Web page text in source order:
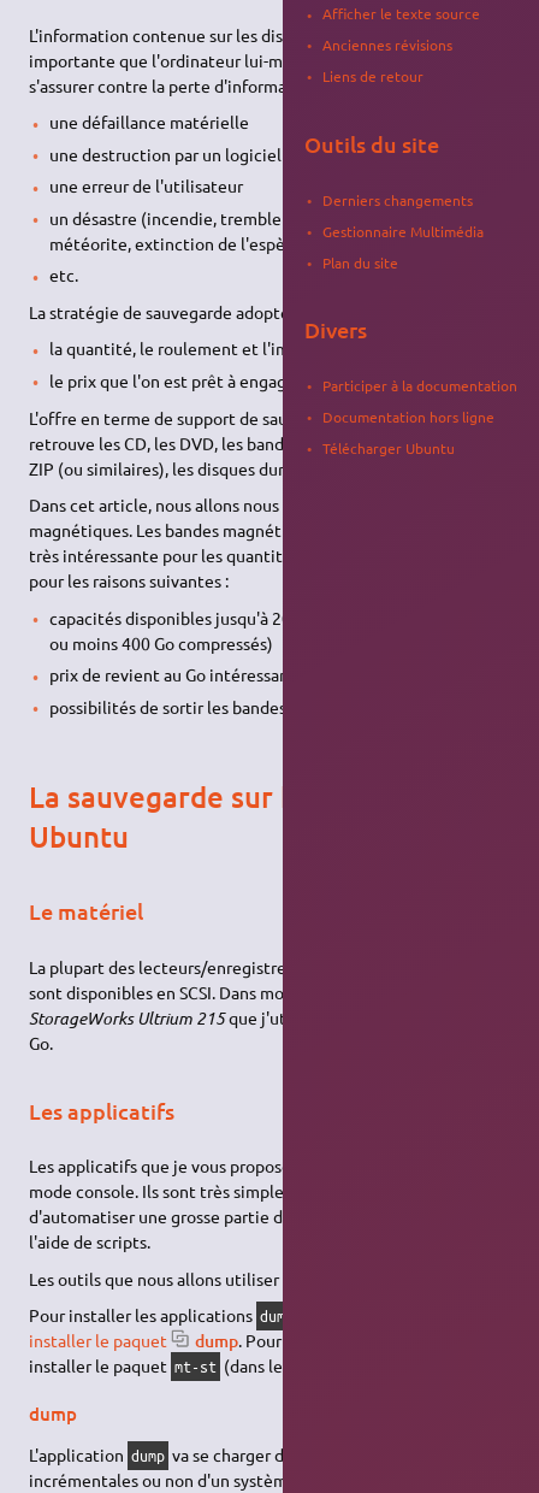
L'information contenue sur les disques est souvent plus
importante que l'ordinateur lui-même. Il est impératif de
s'assurer contre la perte d'informations due à :
une défaillance matérielle
une destruction par un logiciel
une erreur de l'utilisateur
un désastre (incendie, tremblement de terre, raz de marée,
météorite, extinction de l'espèce humaine, etc.)
etc.
La stratégie de sauvegarde adoptée va dépendre de :
la quantité, le roulement et l'importance de l'information
le prix que l'on est prêt à engager
L'offre en terme de support de sauvegarde est abondante. On
retrouve les CD, les DVD, les bandes magnétiques, les disques
ZIP (ou similaires), les disques durs, etc.
Dans cet article, nous allons nous pencher sur les bandes
magnétiques. Les bandes magnétiques restent une solution
très intéressante pour les quantités importantes de données
pour les raisons suivantes :
capacités disponibles jusqu'à 200 Go non compressés (plus
ou moins 400 Go compressés)
prix de revient au Go intéressant
possibilités de sortir les bandes du bâtiment de production
La sauvegarde sur bandes avec
Ubuntu
Le matériel
La plupart des lecteurs/enregistreurs de bandes magnétiques
sont disponibles en SCSI. Dans mon cas, il s'agit d'un
StorageWorks Ultrium 215que j'utilise avec des bandes de 100
Go.
Les applicatifs
Les applicatifs que je vous propose d'utiliser sont des outils en
mode console. Ils sont très simples d'usage et permettent
d'automatiser une grosse partie du processus de sauvegarde à
l'aide de scripts.
Les outils que nous allons utiliser sont :
Pour installer les applications dump
installer le paquet
dump. Pour installer
installer le paquet mt-st (dans le dépôt
dump
L'application dump va se charger d'effectuer des sauvegardes
incrémentales ou non d'un système de fichiers et de l'écrire sur
Afficher le texte source
Anciennes révisions
Liens de retour
Outils du site
Derniers changements
Gestionnaire Multimédia
Plan du site
Divers
Participer à la documentation
Documentation hors ligne
Télécharger Ubuntu